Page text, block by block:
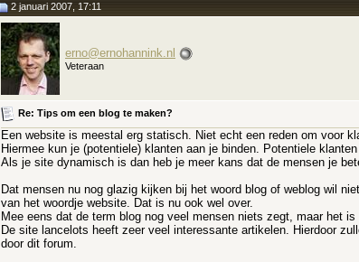
2 januari 2007, 17:11
erno@ernohannink.nl
Veteraan
Re: Tips om een blog te maken?
Een website is meestal erg statisch. Niet echt een reden om voor
Hiermee kun je (potentiele) klanten aan je binden. Potentiele
Als je site dynamisch is dan heb je meer kans dat de mensen je
Dat mensen nu nog glazig kijken bij het woord blog of weblog wil
van het woordje website. Dat is nu ook wel over.
Mee eens dat de term blog nog veel mensen niets zegt, maar het
De site lancelots heeft zeer veel interessante artikelen. Hierdoor
door dit forum.